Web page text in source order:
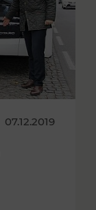
07.12.2019